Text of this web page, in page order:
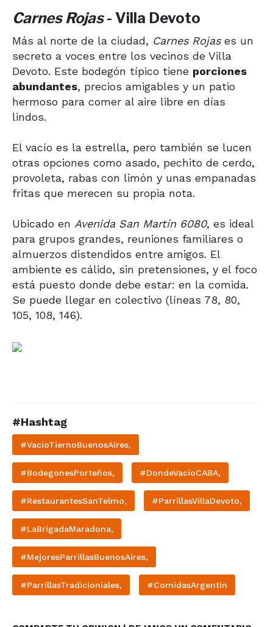
Carnes Rojas- Villa Devoto
Más al norte de la ciudad, Carnes Rojases un
secreto a voces entre los vecinos de Villa
Devoto. Este bodegón típico tiene porciones
abundantes, precios amigables y un patio
hermoso para comer al aire libre en días
lindos.
El vacío es la estrella, pero también se lucen
otras opciones como asado, pechito de cerdo,
provoleta, rabas con limón y unas empanadas
fritas que merecen su propia nota.
Ubicado en Avenida San Martín 6080, es ideal
para grupos grandes, reuniones familiares o
almuerzos distendidos entre amigos. El
ambiente es cálido, sin pretensiones, y el foco
está puesto donde debe estar: en la comida.
Se puede llegar en colectivo (líneas 78, 80,
105, 108, 146).
#Hashtag
#VacioTiernoBuenosAires,
#BodegonesPorteños, #DondeVacioCABA,
#RestaurantesSanTelmo, #ParrillasVillaDevoto,
#LaBrigadaMaradona,
#MejoresParrillasBuenosAires,
#ParrillasTradicioniales, #ComidasArgentin